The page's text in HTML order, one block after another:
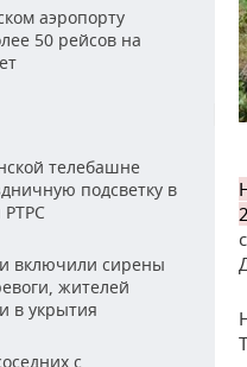
аэропорту
50 рейсов на
телебашне
подсветку в
РТРС
включили сирены
жителей
в укрытия
с